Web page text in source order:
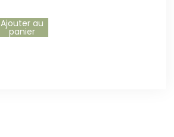
Ajouter au
panier